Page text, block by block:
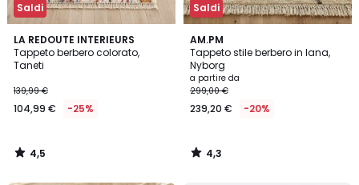
Saldi
LA REDOUTE INTERIEURS
Tappeto berbero colorato,
Taneti
139,99 €
104,99 € -25%
4,5
/ 5
4,5
/
Saldi
AM.PM
Tappeto stile berbero in lana,
Nyborg
a partire da
299,00 €
239,20 € -20%
4,3
/ 5
4,3
/